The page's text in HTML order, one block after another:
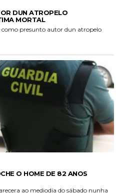
DUN ATROPELO
MORTAL
presunto autor dun atropelo
O HOME DE 82 ANOS
ao mediodía do sábado nunha